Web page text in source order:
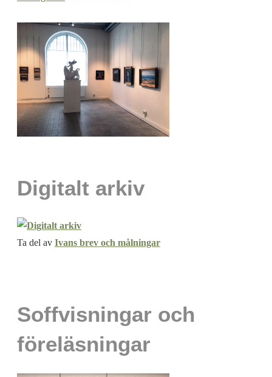
Digitalt arkiv
Ta del av Ivans brev och målningar
Soffvisningar och
föreläsningar